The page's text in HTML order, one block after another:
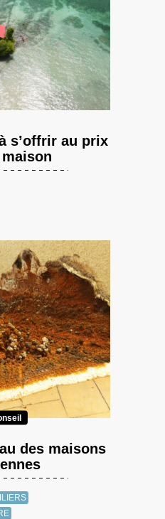
s’offrir au prix
maison
des maisons